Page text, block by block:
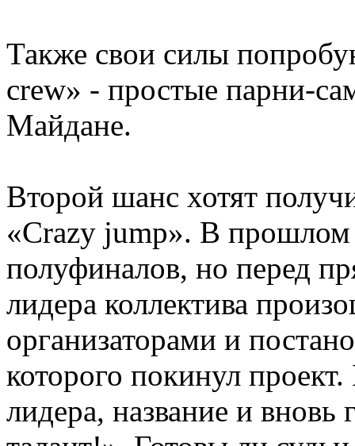
Также свои силы
crew» - простые парни-
Майдане.
Второй шанс хотят
«Crazy jump». В прошлом
полуфиналов, но перед
лидера коллектива
организаторами и
которого покинул
лидера, название и вновь